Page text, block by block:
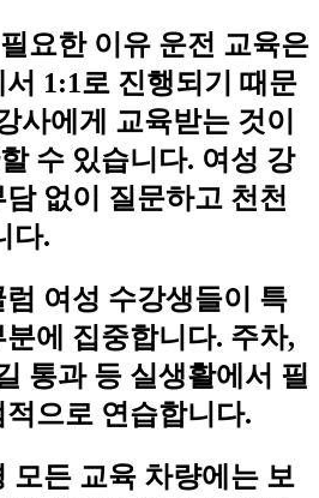
요한 이유 운전 교육은
1:1로 진행되기 때문
사에게 교육받는 것이
수 있습니다. 여성 강
없이 질문하고 천천
다.
여성 수강생들이 특
에 집중합니다. 주차,
통과 등 실생활에서 필
으로 연습합니다.
모든 교육 차량에는 보